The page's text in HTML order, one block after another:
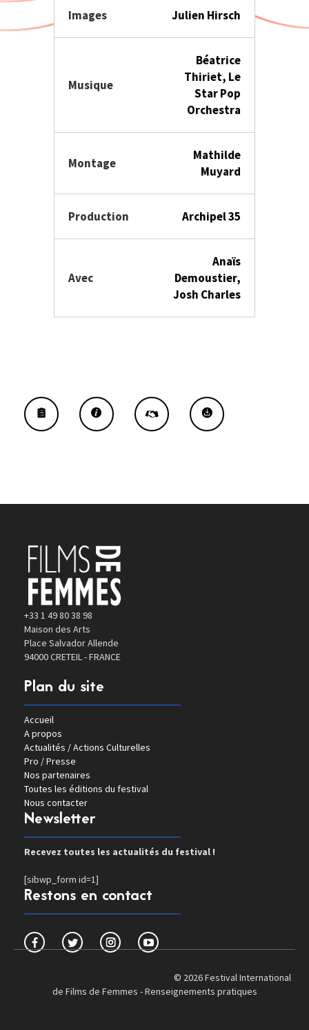
Images Julien Hirsch
Musique
Béatrice
Thiriet, Le
Star Pop
Orchestra
Montage
Mathilde
Muyard
Production Archipel 35
Avec
Anaïs
Demoustier,
Josh Charles
+33 1 49 80 38 98
Maison des Arts
Place Salvador Allende
94000 CRETEIL - FRANCE
Plan du site
Accueil
A propos
Actualités / Actions Culturelles
Pro / Presse
Nos partenaires
Toutes les éditions du festival
Nous contacter
Newsletter
Recevez toutes les actualités du festival !
[sibwp_form id=1]
Restons en contact
© 2026 Festival International
de Films de Femmes -Renseignements pratiques